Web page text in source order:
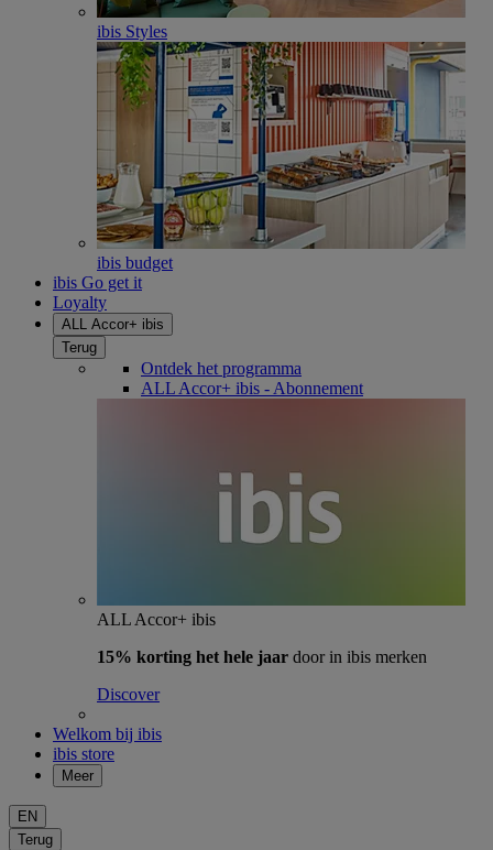
ibis Styles
ibis budget
ibis Go get it
Loyalty
ALL Accor+ ibis
Terug
Ontdek het programma
ALL Accor+ ibis - Abonnement
ALL Accor+ ibis
15% korting het hele jaar door in ibis merken
Discover
Welkom bij ibis
ibis store
Meer
EN
Terug